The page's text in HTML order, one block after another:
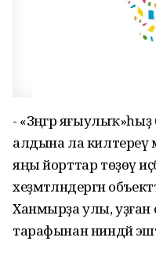
- «Зәңгәр
алдына ла
яңы йорттар төҙөү
хеҙмәтләндергән
Ханмырҙа улы, уҙған
тарафынан ниндәй